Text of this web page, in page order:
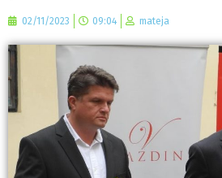
02/11/2023 09:04 mateja